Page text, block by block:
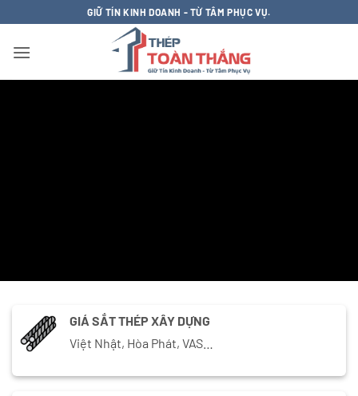
qua
nội
GIỮ TÍN KINH DOANH - TỪ TÂM PHỤC VỤ.
GIÁ SẮT THÉP XÂY DỰNG
Việt Nhật, Hòa Phát, VAS…